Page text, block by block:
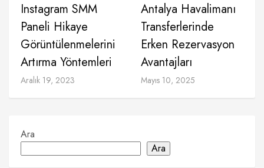
Instagram SMM
Paneli Hikaye
Görüntülenmelerini
Artırma Yöntemleri
Aralık 19, 2023
Antalya Havalimanı
Transferlerinde
Erken Rezervasyon
Avantajları
Mayıs 10, 2025
Ara
Ara